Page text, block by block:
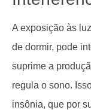
A exposição às
de dormir, pode
suprime a
regula o sono.
insônia, que por